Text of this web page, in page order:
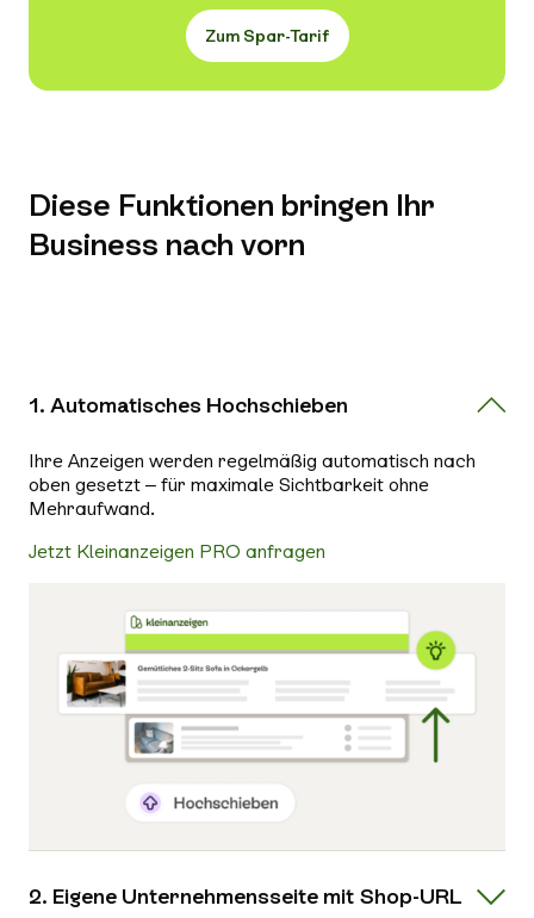
Zum Spar-Tarif
Diese Funktionen bringen Ihr
Business nach vorn
1. Automatisches Hochschieben
Ihre Anzeigen werden regelmäßig automatisch nach
oben gesetzt – für maximale Sichtbarkeit ohne
Mehraufwand.
Jetzt Kleinanzeigen PRO anfragen
2. Eigene Unternehmensseite mit Shop-URL